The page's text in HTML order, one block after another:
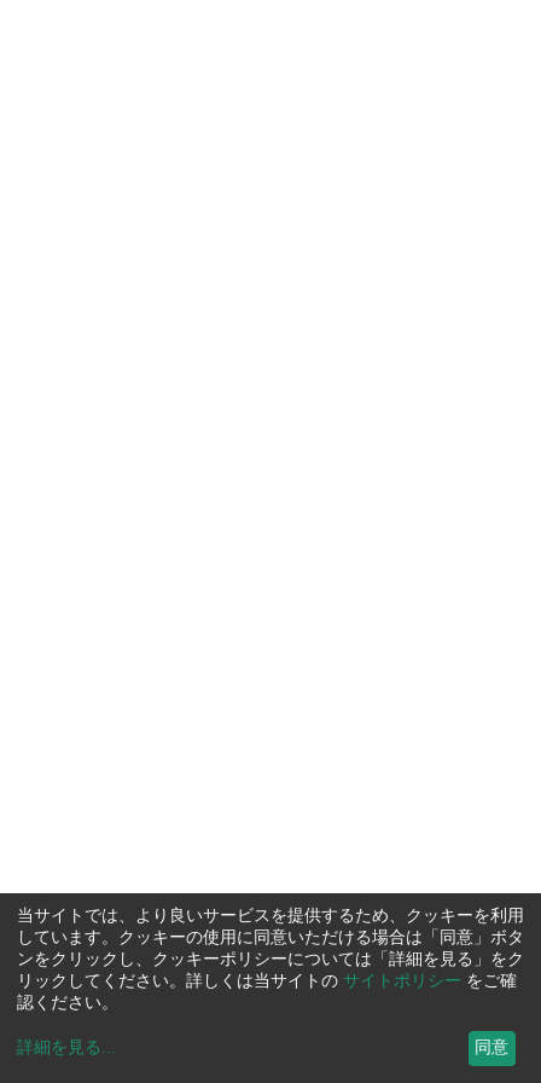
当サイトでは、より良いサービスを提供するため、クッキーを利用
しています。クッキーの使用に同意いただける場合は「同意」ボタ
ンをクリックし、クッキーポリシーについては「詳細を見る」をク
リックしてください。詳しくは当サイトの サイトポリシー をご確
認ください。
詳細を見る ... 同意